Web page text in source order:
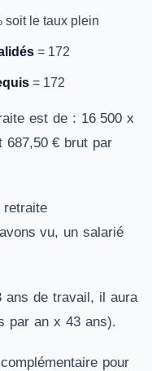
soit le taux plein
= 172
= 172
est de : 16 500 x
687,50 € brut par
retraite
vu, un salarié
ans de travail, il aura
par an x 43 ans).
pour